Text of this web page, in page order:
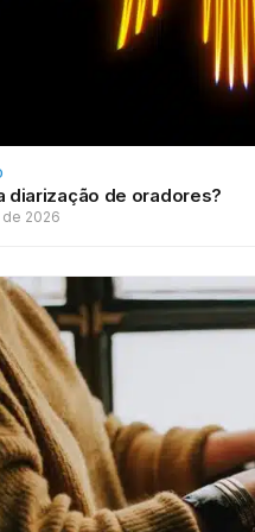
diarização de oradores?
2026